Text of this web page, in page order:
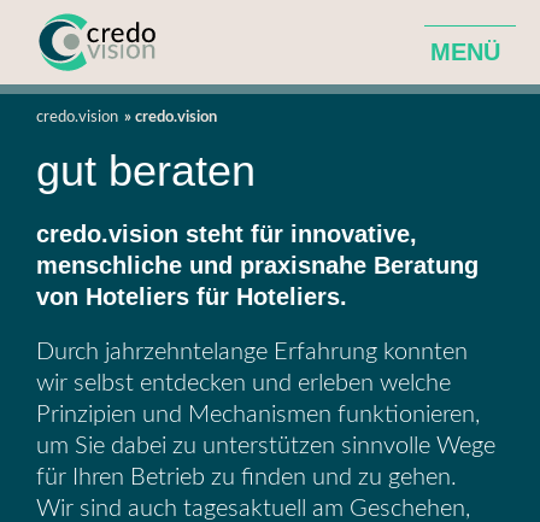
MENÜ
Agentur für ganzheitliche Hotelentwicklung
Leistungen
Über Uns
News
credo.vision credo.vision
gut beraten
credo.vision steht für innovative,
menschliche und praxisnahe Beratung
von Hoteliers für Hoteliers.
Durch jahrzehntelange Erfahrung konnten
wir selbst entdecken und erleben welche
Prinzipien und Mechanismen funktionieren,
um Sie dabei zu unterstützen sinnvolle Wege
für Ihren Betrieb zu finden und zu gehen.
Wir sind auch tagesaktuell am Geschehen,